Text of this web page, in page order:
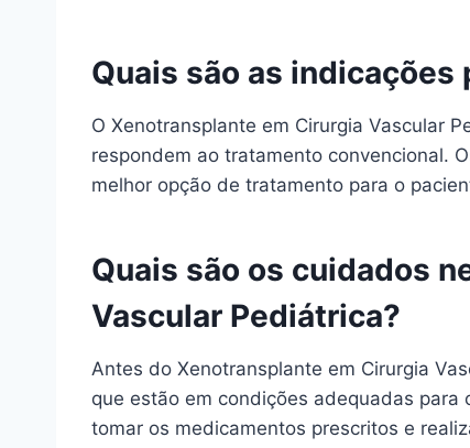
Quais são as
O Xenotransplante em Cirurgia Vascular
respondem ao tratamento convencional.
melhor opção de tratamento para o
Quais são os cuidados
Vascular Pediátrica?
Antes do Xenotransplante em Cirurgia
que estão em condições adequadas
tomar os medicamentos prescritos e